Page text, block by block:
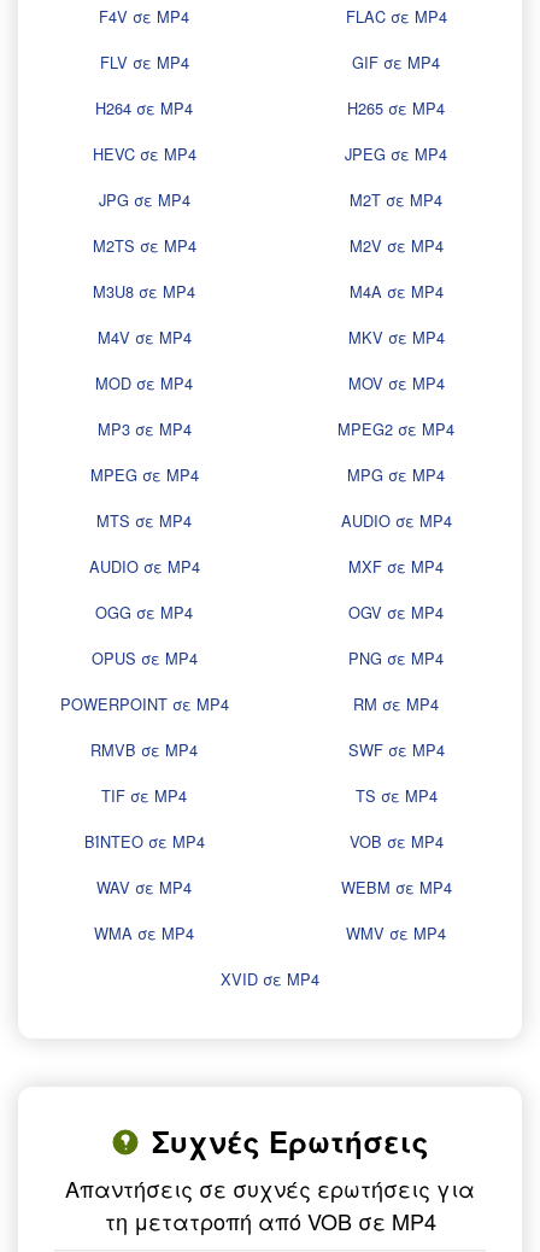
F4V σε MP4
FLAC σε MP4
FLV σε MP4
GIF σε MP4
H264 σε MP4
H265 σε MP4
HEVC σε MP4
JPEG σε MP4
JPG σε MP4
M2T σε MP4
M2TS σε MP4
M2V σε MP4
M3U8 σε MP4
M4A σε MP4
M4V σε MP4
MKV σε MP4
MOD σε MP4
MOV σε MP4
MP3 σε MP4
MPEG2 σε MP4
MPEG σε MP4
MPG σε MP4
MTS σε MP4
AUDIO σε MP4
AUDIO σε MP4
MXF σε MP4
OGG σε MP4
OGV σε MP4
OPUS σε MP4
PNG σε MP4
POWERPOINT σε MP4
RM σε MP4
RMVB σε MP4
SWF σε MP4
TIF σε MP4
TS σε MP4
ΒΊΝΤΕΟ σε MP4
VOB σε MP4
WAV σε MP4
WEBM σε MP4
WMA σε MP4
WMV σε MP4
XVID σε MP4
Συχνές Ερωτήσεις
Απαντήσεις σε συχνές ερωτήσεις για
τη μετατροπή από VOB σε MP4